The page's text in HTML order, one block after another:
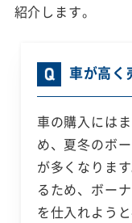
紹介します。
車が高く
車の購入には
め、夏冬のボ
が多くなりま
るため、ボー
を仕入れよう